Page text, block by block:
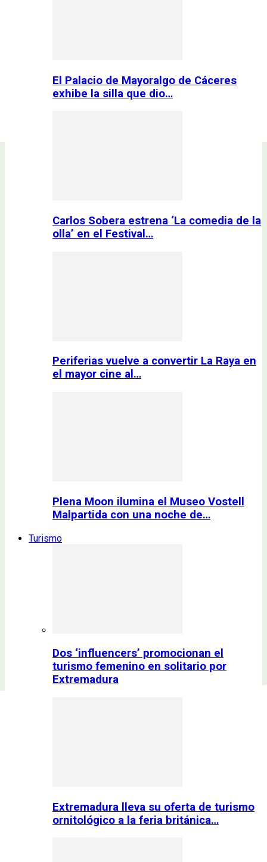
El Palacio de Mayoralgo de Cáceres
exhibe la silla que dio…
Carlos Sobera estrena ‘La comedia de la
olla’ en el Festival…
Periferias vuelve a convertir La Raya en
el mayor cine al…
Plena Moon ilumina el Museo Vostell
Malpartida con una noche de…
Turismo
Dos ‘influencers’ promocionan el
turismo femenino en solitario por
Extremadura
Extremadura lleva su oferta de turismo
ornitológico a la feria británica…